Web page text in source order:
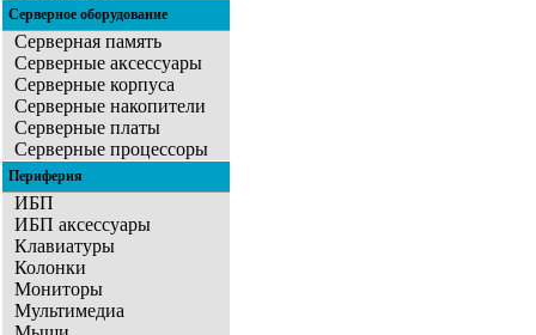
Серверное оборудование
Серверная память
Серверные аксессуары
Серверные корпуса
Серверные накопители
Серверные платы
Серверные процессоры
Периферия
ИБП
ИБП аксессуары
Клавиатуры
Колонки
Мониторы
Мультимедиа